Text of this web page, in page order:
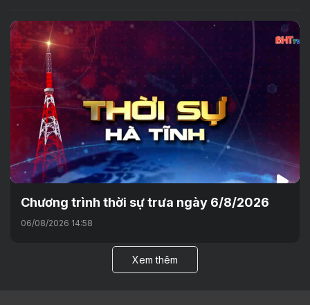
Chương trình thời sự trưa ngày 6/8/2026
06/08/2026 14:58
Xem thêm